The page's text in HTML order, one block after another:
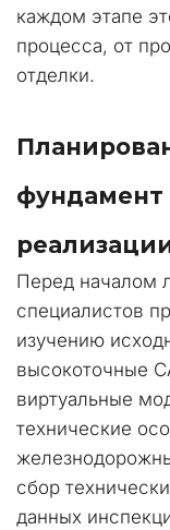
каждом этапе
процесса, от
отделки.
фундамент
Перед началом
специалистов
изучению
высокоточные
виртуальные
технические
сбор
данных